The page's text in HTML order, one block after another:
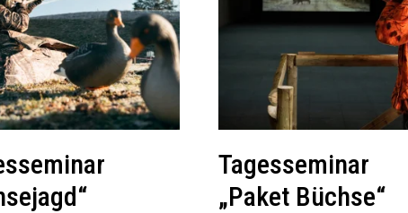
Tagesseminar
„Paket Büchse“